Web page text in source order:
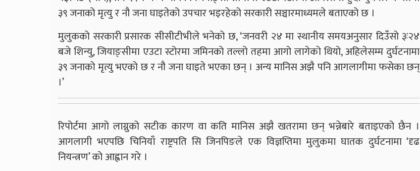
३९ जनाको मृत्यु र नौ जना घाइतेको उपचार भइरहेको सरकारी सञ्चारमाध्यमले बताएको छ ।
मुलुकको सरकारी प्रसारक सीसीटीभीले भनेको छ, ‘जनवरी २४ मा स्थानीय समयअनुसार दिउँसो ३ः२४
बजे शिन्यु, जियाङ्सीमा एउटा स्टोरमा जमिनको तल्लो तहमा आगो लागेको थियो, अहिलेसम्म दुर्घटनामा
३९ जनाको मृत्यु भएको छ र नौ जना घाइते भएका छन् । अन्य मानिस अझै पनि आगलागीमा फसेका छन्
।’
रिपोर्टमा आगो लाग्नुको सटीक कारण वा कति मानिस अझै खतरामा छन् भन्नेबारे बताइएको छैन ।
आगलागी भएपछि चिनियाँ राष्ट्रपति सि जिनपिङले एक विज्ञप्तिमा मुलुकमा घातक दुर्घटनामा ‘दृढ
नियन्त्रण’ को आह्वान गरे ।